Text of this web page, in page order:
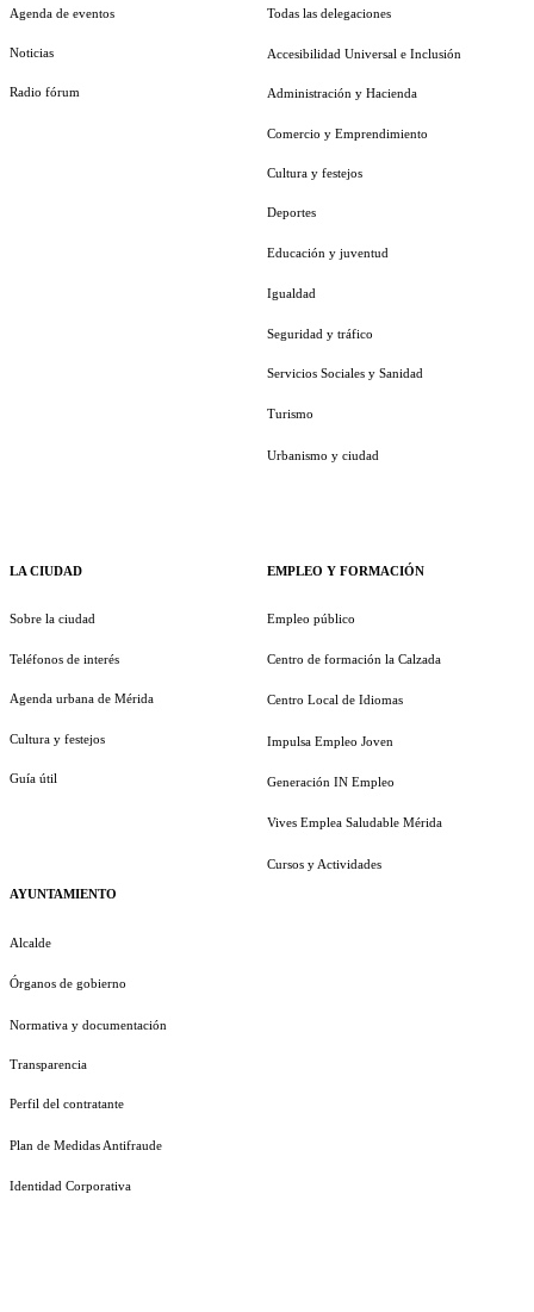
Agenda de eventos
Noticias
Radio fórum
LA CIUDAD
Sobre la ciudad
Teléfonos de interés
Agenda urbana de Mérida
Cultura y festejos
Guía útil
AYUNTAMIENTO
Alcalde
Órganos de gobierno
Normativa y documentación
Transparencia
Perfil del contratante
Plan de Medidas Antifraude
Identidad Corporativa
Todas las delegaciones
Accesibilidad Universal e Inclusión
Administración y Hacienda
Comercio y Emprendimiento
Cultura y festejos
Deportes
Educación y juventud
Igualdad
Seguridad y tráfico
Servicios Sociales y Sanidad
Turismo
Urbanismo y ciudad
EMPLEO Y FORMACIÓN
Empleo público
Centro de formación la Calzada
Centro Local de Idiomas
Impulsa Empleo Joven
Generación IN Empleo
Vives Emplea Saludable Mérida
Cursos y Actividades